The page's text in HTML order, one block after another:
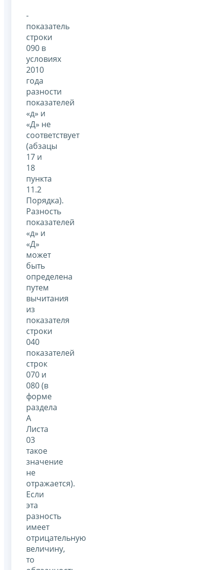
-
показатель
строки
090 в
условиях
2010
года
разности
показателей
«д» и
«Д» не
соответствует
(абзацы
17 и
18
пункта
11.2
Порядка).
Разность
показателей
«д» и
«Д»
может
быть
определена
путем
вычитания
из
показателя
строки
040
показателей
строк
070 и
080 (в
форме
раздела
А
Листа
03
такое
значение
не
отражается).
Если
эта
разность
имеет
отрицательную
величину,
то